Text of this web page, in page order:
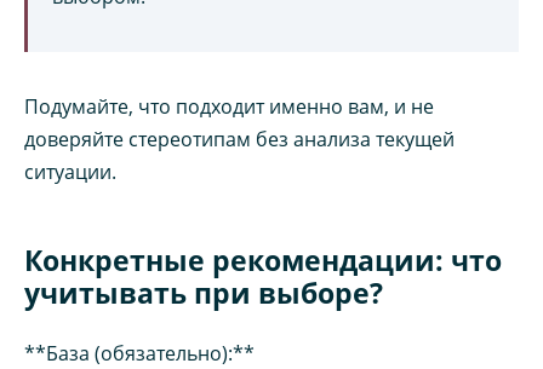
Подумайте, что подходит именно вам, и не
доверяйте стереотипам без анализа текущей
ситуации.
Конкретные рекомендации: что
учитывать при выборе?
**База (обязательно):**